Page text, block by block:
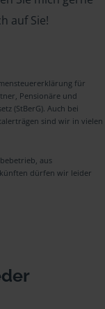
auf Sie!
für
Pensionäre und
(StBerG). Auch bei
sind wir in vielen
aus
dürfen wir leider